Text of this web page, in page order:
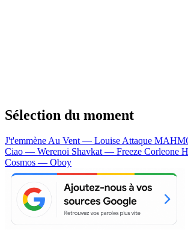
Sélection du moment
J't'emmène Au Vent — Louise Attaque
Ciao — Werenoi Shavkat — Freeze Corleone
Cosmos — Oboy